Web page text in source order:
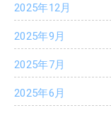
2025年12月
2025年9月
2025年7月
2025年6月